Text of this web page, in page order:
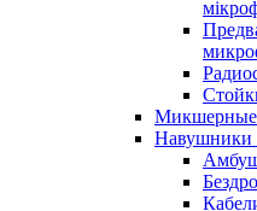
Микшерные
Навушники